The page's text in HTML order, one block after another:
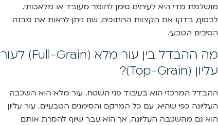
מושלמת מדי היא לעיתים סימן לחומר מעובד או מלאכותי.
לבסוף, בדקו את הקצוות החתוכים, שם ניתן לראות את מבנה
הסיבים הטבעי.
מה ההבדל בין עור מלא (Full-Grain) לעור
עליון (Top-Grain)?
ההבדל המרכזי הוא בעיבוד פני השטח. עור מלא הוא השכבה
העליונה כפי שהיא, עם כל המרקם והסימנים הטבעיים. עור עליון
הוא גם מהשכבה העליונה, אך הוא עבר שיוף להסרת אותם